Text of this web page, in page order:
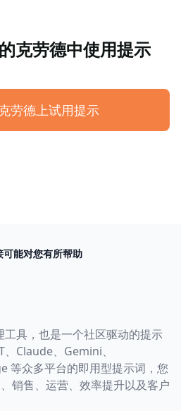
克劳德中使用提示
劳德上试用提示
可能对您有所帮助
具，也是一个社区驱动的提示
Claude、Gemini、
等众多平台的即用型提示词，您
销售、运营、效率提升以及客户